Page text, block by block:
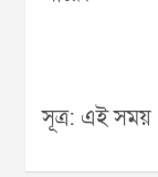
সূত্র: এই সময়